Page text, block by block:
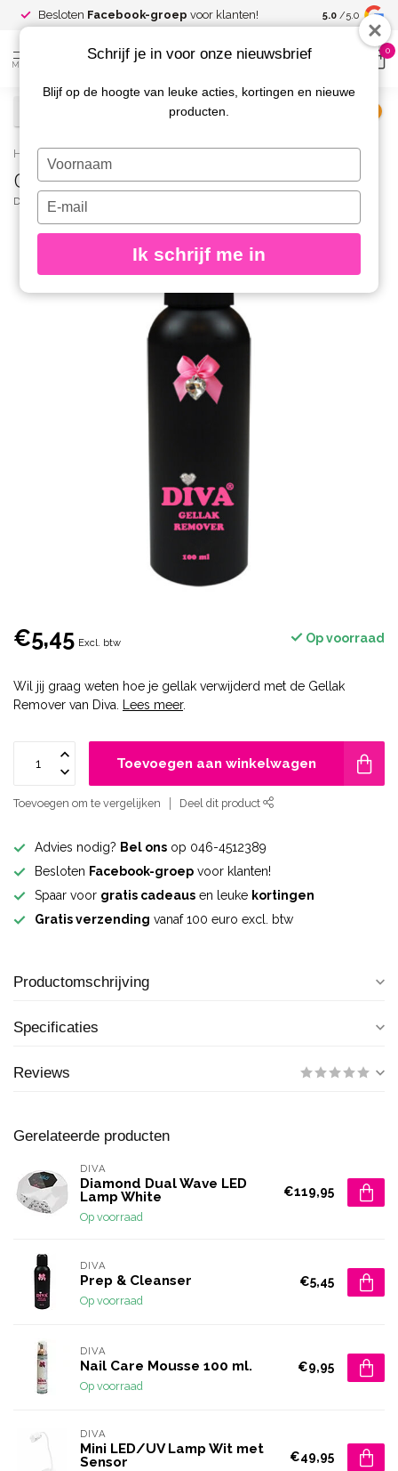
Besloten Facebook-groep voor klanten! Spaar voor
kortingen
5.0 /5.0
MENU
0
Home / Gellak Remover 100 ml.
Gellak Remover 100 ml.
DIVA
€5,45 Excl. btw Op voorraad
Wil jij graag weten hoe je gellak verwijderd met de Gellak
Remover van Diva.
Lees meer.
Toevoegen aan winkelwagen
Toevoegen om te vergelijken Deel dit product
Advies nodig? Bel ons op 046-4512389
Besloten Facebook-groep voor klanten!
Spaar voor gratis cadeaus en leuke kortingen
Gratis verzending vanaf 100 euro excl. btw
Productomschrijving
Specificaties
Reviews
Gerelateerde producten
DIVA
Diamond Dual Wave LED
Lamp White
Op voorraad
€119,95
DIVA
Prep & Cleanser
Op voorraad
€5,45
DIVA
Nail Care Mousse 100 ml.
Op voorraad
€9,95
DIVA
Mini LED/UV Lamp Wit met
Sensor
€49,95
Schrijf je in voor onze nieuwsbrief
Blijf op de hoogte van leuke acties, kortingen en nieuwe
producten.
Typ
je
naam
Typ
je
e-
in
Ik schrijf me in